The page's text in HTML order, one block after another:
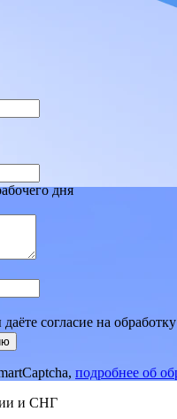
дня
согласие на
подробнее об
и СНГ